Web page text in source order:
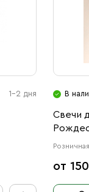
1-2 дня В
Свечи
от